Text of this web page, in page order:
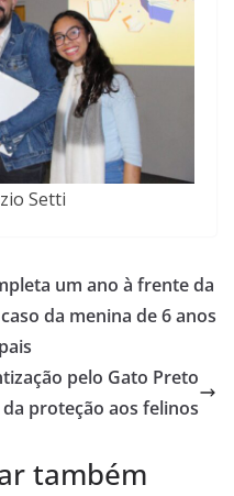
Setti
um ano à frente da
da menina de 6 anos
pelo Gato Preto
proteção aos felinos
também